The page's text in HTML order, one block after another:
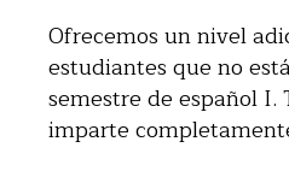
Ofrecemos un nivel
estudiantes que no
semestre de español
imparte